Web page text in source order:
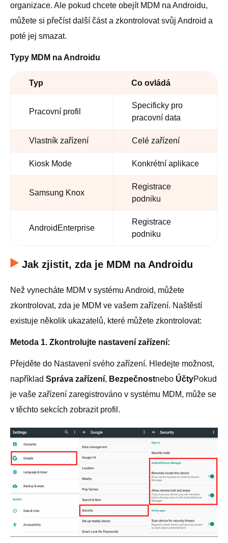
organizace. Ale pokud chcete obejít MDM na Androidu,
můžete si přečíst další část a zkontrolovat svůj Android a
poté jej smazat.
Typy MDM na Androidu
Typ Co ovládá
Pracovní profil
Specificky pro
pracovní data
Vlastník zařízení Celé zařízení
Kiosk Mode Konkrétní aplikace
Samsung Knox
Registrace
podniku
AndroidEnterprise
Registrace
podniku
Jak zjistit, zda je MDM na Androidu
Než vynecháte MDM v systému Android, můžete
zkontrolovat, zda je MDM ve vašem zařízení. Naštěstí
existuje několik ukazatelů, které můžete zkontrolovat:
Metoda 1. Zkontrolujte nastavení zařízení:
Přejděte do Nastavení svého zařízení. Hledejte možnost,
například Správa zařízení, Bezpečnostnebo ÚčtyPokud
je vaše zařízení zaregistrováno v systému MDM, může se
v těchto sekcích zobrazit profil.